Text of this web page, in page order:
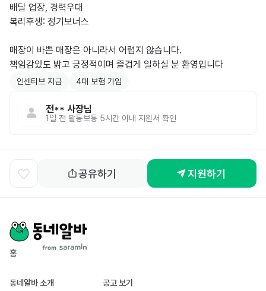
배달 업장, 경력우대
복리후생: 정기보너스
매장이 바쁜 매장은 아니라서 어렵지 않습니다.
책임감있도 밝고 긍정적이며 즐겁게 일하실 분 환영입니다
인센티브 지급 4대 보험 가입
전** 사장님
1일 전 활동보통 5시간 이내 지원서 확인
공유하기 지원하기
홈
동네알바 소개 공고 보기